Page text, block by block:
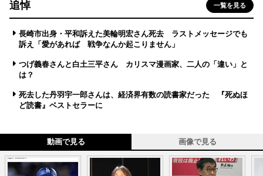
追悼 一覧を見る
長崎市出身・平和訴えた美輪明宏さん死去 ラストメッセージでも
訴え「愛があれば 戦争なんか起こりません」
つげ義春さんと白土三平さん カリスマ漫画家、二人の「違い」と
は？
死去した丹羽宇一郎さんは、経済界有数の読書家だった 『死ぬほ
ど読書』ベストセラーに
動画で見る 画像で見る